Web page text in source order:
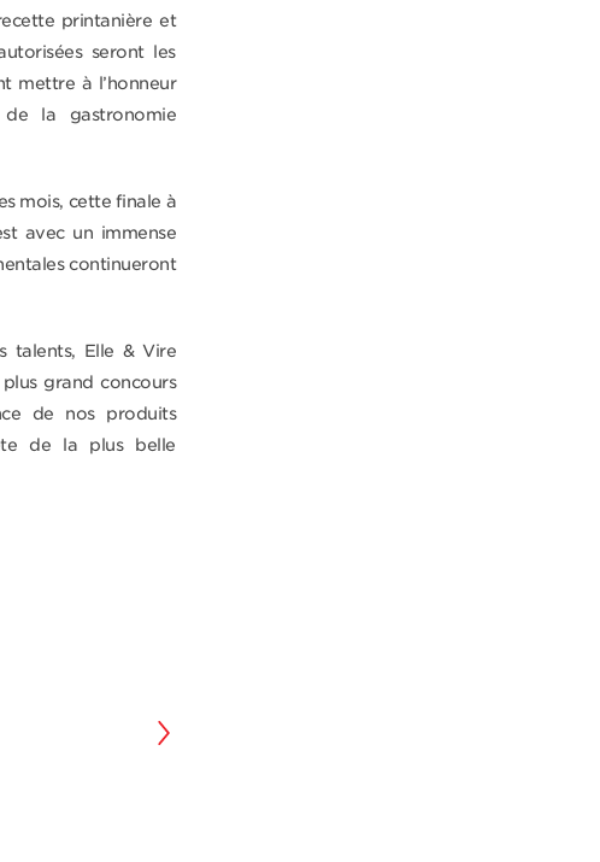
printanière et
seront les
mettre à l’honneur
la gastronomie
mois, cette finale à
avec un immense
continueront
talents, Elle & Vire
grand concours
de nos produits
de la plus belle